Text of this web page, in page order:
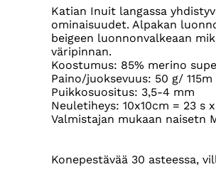
Katian Inuit langassa
ominaisuudet. Alpakan
beigeen luonnonvalkeaan
väripinnan.
Koostumus: 85% merino
Paino/juoksevuus: 50 g/ 115m
Puikkosuositus: 3,5-4 mm
Neuletiheys: 10x10cm = 23 s
Valmistajan mukaan naisetn
Konepestävää 30 asteessa,